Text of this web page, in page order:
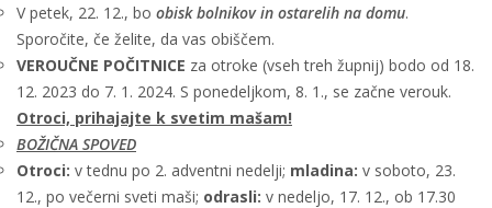
V petek, 22. 12., bo obisk bolnikov in ostarelih na domu.
Sporočite, če želite, da vas obiščem.
VEROUČNE POČITNICE za otroke (vseh treh župnij) bodo od 18.
12. 2023 do 7. 1. 2024. S ponedeljkom, 8. 1., se začne verouk.
Otroci, prihajajte k svetim mašam!
BOŽIČNA SPOVED
Otroci: v tednu po 2. adventni nedelji; mladina: v soboto, 23.
12., po večerni sveti maši; odrasli: v nedeljo, 17. 12., ob 17.30